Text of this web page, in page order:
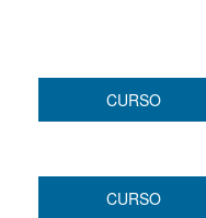
CURSO
CURSO